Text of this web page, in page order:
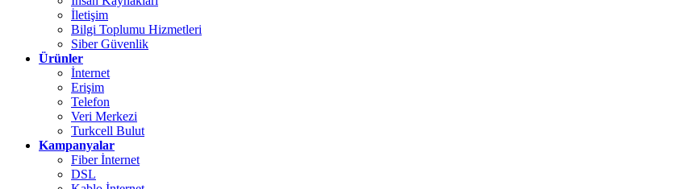
İletişim
Bilgi Toplumu Hizmetleri
Siber Güvenlik
Ürünler
İnternet
Erişim
Telefon
Veri Merkezi
Turkcell Bulut
Kampanyalar
Fiber İnternet
DSL